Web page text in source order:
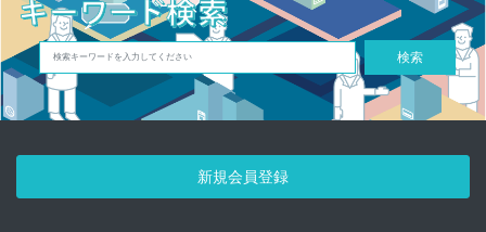
検索
新規会員登録